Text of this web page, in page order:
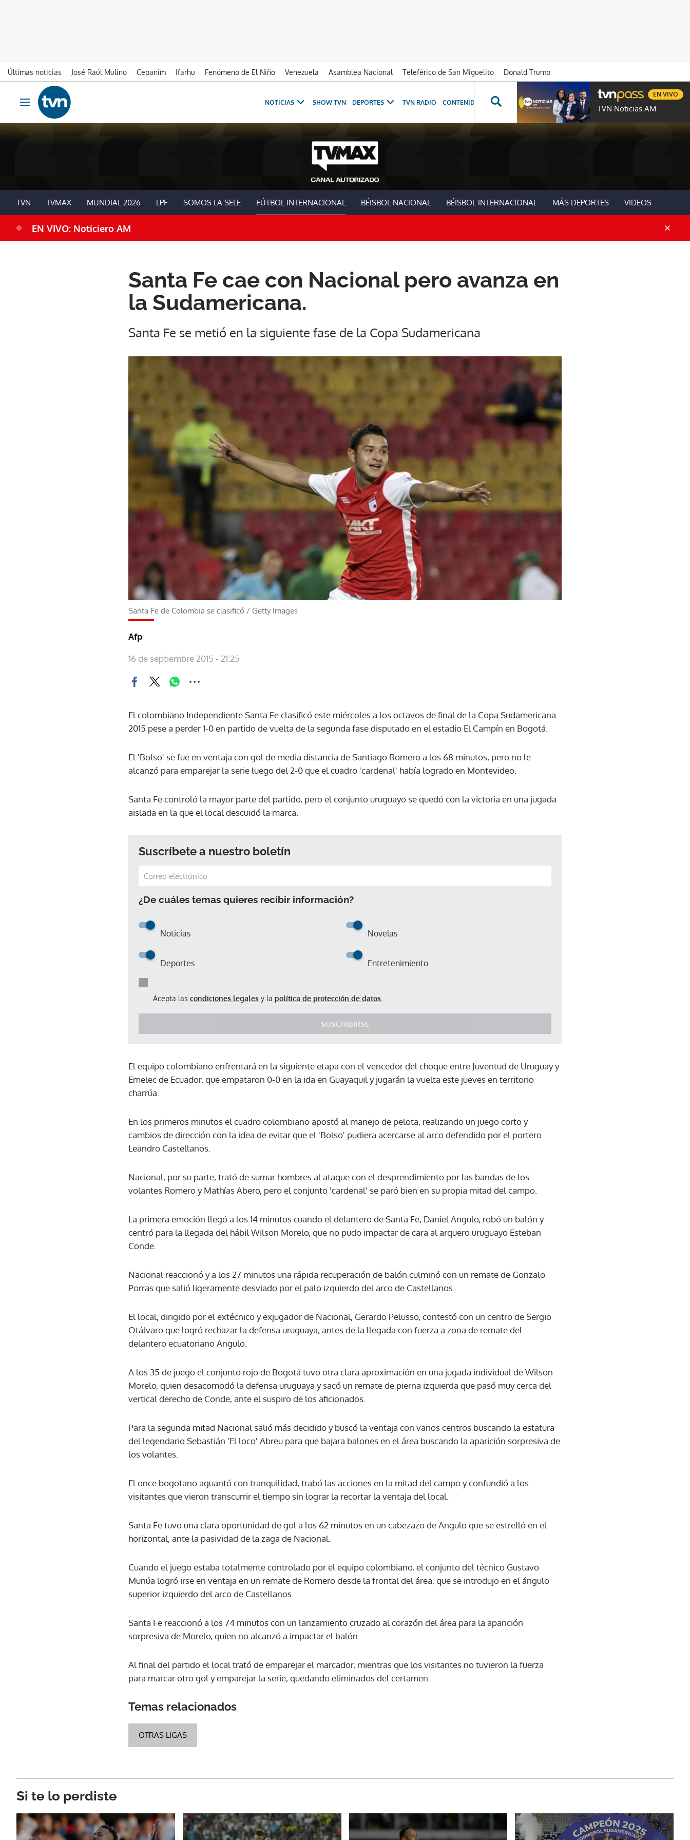
Últimas noticias José Raúl Mulino Cepanim Ifarhu Fenómeno de El Niño Venezuela Asamblea Nacional Teleférico de San Miguelito
Donald Trump
Ir al contenido
Obrir navegació
NOTICIAS SHOW TVN DEPORTES TVN RADIO CONTENIDOS ESPECIALES NOVELAS PROGRAMAS GENTE TVN
TVN Noticias AM
EN VIVO
TVN TVMAX MUNDIAL 2026 LPF SOMOS LA SELE FÚTBOL INTERNACIONAL BÉISBOL NACIONAL BÉISBOL INTERNACIONAL MÁS DEPORTES VIDEOS
EN VIVO: Noticiero AM
Santa Fe cae con Nacional pero avanza en
la Sudamericana.
Santa Fe se metió en la siguiente fase de la Copa Sudamericana
Santa Fe de Colombia se clasificó / Getty Images
Afp
16 de septiembre 2015 - 21:25
El colombiano Independiente Santa Fe clasificó este miércoles a los octavos de final de la Copa Sudamericana
2015 pese a perder 1-0 en partido de vuelta de la segunda fase disputado en el estadio El Campín en Bogotá.
El 'Bolso' se fue en ventaja con gol de media distancia de Santiago Romero a los 68 minutos, pero no le
alcanzó para emparejar la serie luego del 2-0 que el cuadro 'cardenal' había logrado en Montevideo.
Santa Fe controló la mayor parte del partido, pero el conjunto uruguayo se quedó con la victoria en una jugada
aislada en la que el local descuidó la marca.
Suscríbete a nuestro boletín
¿De cuáles temas quieres recibir información?
Noticias Novelas
Deportes Entretenimiento
Acepta las condiciones legales y la política de protección de datos.
SUSCRIBIRSE
ACEPTAR
El equipo colombiano enfrentará en la siguiente etapa con el vencedor del choque entre Juventud de Uruguay y
Emelec de Ecuador, que empataron 0-0 en la ida en Guayaquil y jugarán la vuelta este jueves en territorio
charrúa.
En los primeros minutos el cuadro colombiano apostó al manejo de pelota, realizando un juego corto y
cambios de dirección con la idea de evitar que el 'Bolso' pudiera acercarse al arco defendido por el portero
Leandro Castellanos.
Nacional, por su parte, trató de sumar hombres al ataque con el desprendimiento por las bandas de los
volantes Romero y Mathías Abero, pero el conjunto 'cardenal' se paró bien en su propia mitad del campo.
La primera emoción llegó a los 14 minutos cuando el delantero de Santa Fe, Daniel Angulo, robó un balón y
centró para la llegada del hábil Wilson Morelo, que no pudo impactar de cara al arquero uruguayo Esteban
Conde.
Nacional reaccionó y a los 27 minutos una rápida recuperación de balón culminó con un remate de Gonzalo
Porras que salió ligeramente desviado por el palo izquierdo del arco de Castellanos.
El local, dirigido por el extécnico y exjugador de Nacional, Gerardo Pelusso, contestó con un centro de Sergio
Otálvaro que logró rechazar la defensa uruguaya, antes de la llegada con fuerza a zona de remate del
delantero ecuatoriano Angulo.
A los 35 de juego el conjunto rojo de Bogotá tuvo otra clara aproximación en una jugada individual de Wilson
Morelo, quien desacomodó la defensa uruguaya y sacó un remate de pierna izquierda que pasó muy cerca del
vertical derecho de Conde, ante el suspiro de los aficionados.
Para la segunda mitad Nacional salió más decidido y buscó la ventaja con varios centros buscando la estatura
del legendario Sebastián 'El loco' Abreu para que bajara balones en el área buscando la aparición sorpresiva de
los volantes.
El once bogotano aguantó con tranquilidad, trabó las acciones en la mitad del campo y confundió a los
visitantes que vieron transcurrir el tiempo sin lograr la recortar la ventaja del local.
Santa Fe tuvo una clara oportunidad de gol a los 62 minutos en un cabezazo de Angulo que se estrelló en el
horizontal, ante la pasividad de la zaga de Nacional.
Cuando el juego estaba totalmente controlado por el equipo colombiano, el conjunto del técnico Gustavo
Munúa logró irse en ventaja en un remate de Romero desde la frontal del área, que se introdujo en el ángulo
superior izquierdo del arco de Castellanos.
Santa Fe reaccionó a los 74 minutos con un lanzamiento cruzado al corazón del área para la aparición
sorpresiva de Morelo, quien no alcanzó a impactar el balón.
Al final del partido el local trató de emparejar el marcador, mientras que los visitantes no tuvieron la fuerza
para marcar otro gol y emparejar la serie, quedando eliminados del certamen.
Temas relacionados
OTRAS LIGAS
Si te lo perdiste